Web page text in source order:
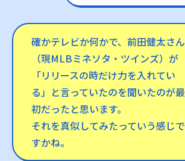
確かテレビか何かで、前田健太さん
（現MLBミネソタ・ツインズ）が
「リリースの時だけ力を入れてい
る」と言っていたのを聞いたのが最
初だったと思います。
それを真似してみたっていう感じで
すかね。